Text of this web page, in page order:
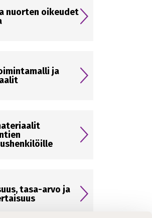
nuorten oikeudet
ja
tasa-arvo ja